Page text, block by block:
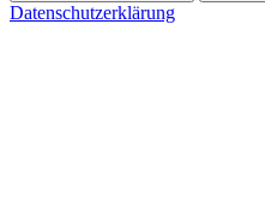
Datenschutzerklärung